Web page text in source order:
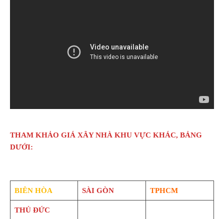
THAM KHẢO GIÁ XÂY NHÀ KHU VỰC KHÁC, BẢNG
DƯỚI:
BIÊN HÒA SÀI GÒN TPHCM
THỦ ĐỨC